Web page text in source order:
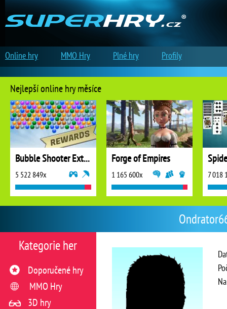
Kategorie her
Doporučené hry
MMO Hry
3D hry
Nejlepší online hry měsíce
Bubble Shooter Extreme
5 522 849x
Forge of Empires
1 165 600x 7 018
Online hry MMO Hry Plné hry Profily